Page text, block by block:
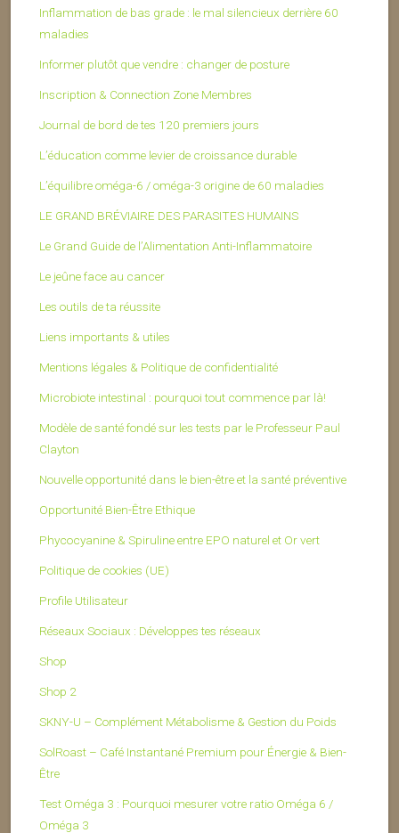
Inflammation de bas grade : le mal silencieux derrière 60
maladies
Informer plutôt que vendre : changer de posture
Inscription & Connection Zone Membres
Journal de bord de tes 120 premiers jours
L’éducation comme levier de croissance durable
L’équilibre oméga-6 / oméga-3 origine de 60 maladies
LE GRAND BRÉVIAIRE DES PARASITES HUMAINS
Le Grand Guide de l’Alimentation Anti-Inflammatoire
Le jeûne face au cancer
Les outils de ta réussite
Liens importants & utiles
Mentions légales & Politique de confidentialité
Microbiote intestinal : pourquoi tout commence par là!
Modèle de santé fondé sur les tests par le Professeur Paul
Clayton
Nouvelle opportunité dans le bien-être et la santé préventive
Opportunité Bien-Être Ethique
Phycocyanine & Spiruline entre EPO naturel et Or vert
Politique de cookies (UE)
Profile Utilisateur
Réseaux Sociaux : Développes tes réseaux
Shop
Shop 2
SKNY-U – Complément Métabolisme & Gestion du Poids
SolRoast – Café Instantané Premium pour Énergie & Bien-
Être
Test Oméga 3 : Pourquoi mesurer votre ratio Oméga 6 /
Oméga 3